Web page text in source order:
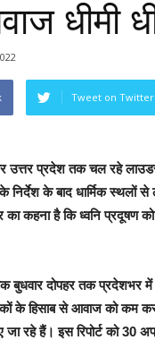
धीमी
Tweet on Twitter
उत्तर प्रदेश तक चल रहे
निर्देश के बाद धार्मिक
का कहना है कि ध्वनि प्रदूषण
बुधवार दोपहर तक प्रदेशभर में
के हिसाब से आवाज को कम कर
जा रहे हैं। इस रिपोर्ट को